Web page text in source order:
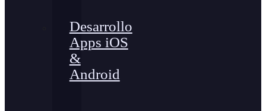
Desarrollo
Apps iOS
&
Android